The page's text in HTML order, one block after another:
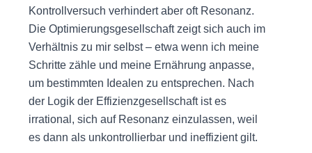
Kontrollversuch verhindert aber oft Resonanz.
Die Optimierungsgesellschaft zeigt sich auch im
Verhältnis zu mir selbst – etwa wenn ich meine
Schritte zähle und meine Ernährung anpasse,
um bestimmten Idealen zu entsprechen. Nach
der Logik der Effizienzgesellschaft ist es
irrational, sich auf Resonanz einzulassen, weil
es dann als unkontrollierbar und ineffizient gilt.